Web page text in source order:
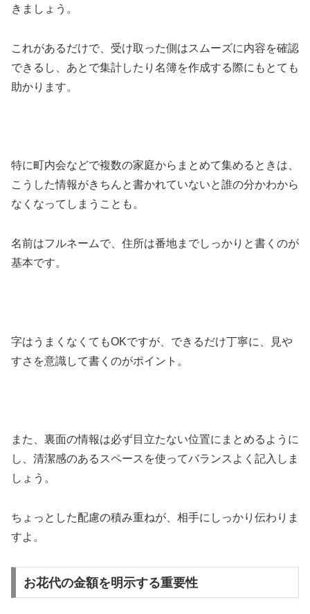
きましょう。
これがあるだけで、受け取った側はスムーズに内容を確認
できるし、あとで集計したり名簿を作成する際にもとても
助かります。
特に町内会などで複数の家庭からまとめて集めるときは、
こうした情報がきちんと書かれていないと誰の分かわから
なくなってしまうことも。
名前はフルネームで、住所は番地までしっかりと書くのが
基本です。
字はうまくなくてもOKですが、できるだけ丁寧に、見や
すさを意識して書くのがポイント。
また、裏面の情報は必ず目立たない位置にまとめるように
し、清潔感のあるスペースを使ってバランスよく記入しま
しょう。
ちょっとした配慮の積み重ねが、相手にしっかり伝わりま
すよ。
お花代の金額を明示する重要性